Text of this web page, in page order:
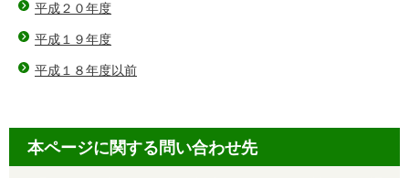
平成２０年度
平成１９年度
平成１８年度以前
本ページに関する問い合わせ先